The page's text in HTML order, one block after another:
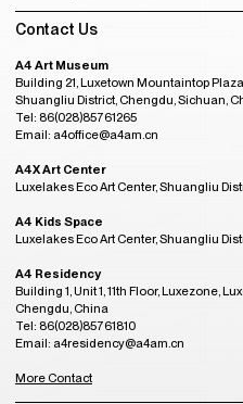
Contact Us
A4 Art Museum
Building 21, Luxetown Mountaintop
Shuangliu District, Chengdu, Sichuan,
Tel: 86(028)85761265
Email: a4office@a4am.cn
A4X Art Center
Luxelakes Eco Art Center, Shuangliu
A4 Kids Space
Luxelakes Eco Art Center, Shuangliu
A4 Residency
Building 1, Unit 1, 11th Floor, Luxezone,
Chengdu, China
Tel: 86(028)85761810
Email: a4residency@a4am.cn
More Contact